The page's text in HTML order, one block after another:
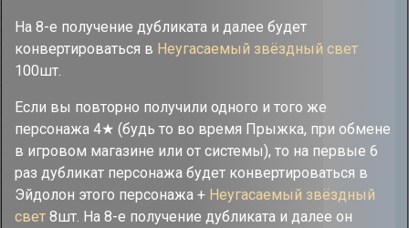
На 8-е получение дубликата и далее будет
конвертироваться в Неугасаемый звёздный свет
100шт.
Если вы повторно получили одного и того же
персонажа 4★ (будь то во время Прыжка, при обмене
в игровом магазине или от системы), то на первые 6
раз дубликат персонажа будет конвертироваться в
Эйдолон этого персонажа + Неугасаемый звёздный
свет 8шт. На 8-е получение дубликата и далее он